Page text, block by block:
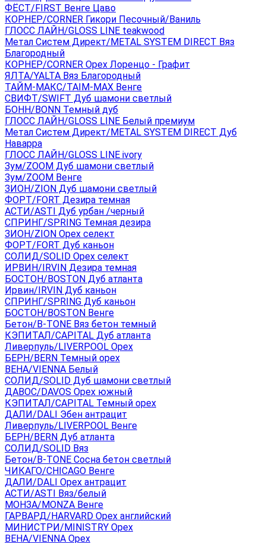
ФЁСТ/FIRST Венге Цаво
КОРНЕР/CORNER Гикори Песочный/Ваниль
ГЛОСС ЛАЙН/GLOSS LINE teakwood
Метал Систем Директ/METAL SYSTEM DIRECT Вяз
Благородный
КОРНЕР/CORNER Орех Лоренцо - Графит
ЯЛТА/YALTA Вяз Благородный
ТАЙМ-МАКС/TAIM-MAX Венге
СВИФТ/SWIFT Дуб шамони светлый
БОНН/BONN Темный дуб
ГЛОСС ЛАЙН/GLOSS LINE Белый премиум
Метал Систем Директ/METAL SYSTEM DIRECT Дуб
Наварра
ГЛОСС ЛАЙН/GLOSS LINE ivory
Зум/ZOOM Дуб шамони светлый
Зум/ZOOM Венге
ЗИОН/ZION Дуб шамони светлый
ФОРТ/FORT Дезира темная
АСТИ/ASTI Дуб урбан /черный
СПРИНГ/SPRING Темная дезира
ЗИОН/ZION Орех селект
ФОРТ/FORT Дуб каньон
СОЛИД/SOLID Орех селект
ИРВИН/IRVIN Дезира темная
БОСТОН/BOSTON Дуб атланта
Ирвин/IRVIN Дуб каньон
СПРИНГ/SPRING Дуб каньон
БОСТОН/BOSTON Венге
Бетон/B-TONE Вяз бетон темный
КЭПИТАЛ/CAPITAL Дуб атланта
Ливерпуль/LIVERPOOL Орех
БЕРН/BERN Темный орех
ВЕНА/VIENNA Белый
СОЛИД/SOLID Дуб шамони светлый
ДАВОС/DAVOS Орех южный
КЭПИТАЛ/CAPITAL Темный орех
ДАЛИ/DALI Эбен антрацит
Ливерпуль/LIVERPOOL Венге
БЕРН/BERN Дуб атланта
СОЛИД/SOLID Вяз
Бетон/B-TONE Сосна бетон светлый
ЧИКАГО/CHICAGO Венге
ДАЛИ/DALI Орех антрацит
АСТИ/ASTI Вяз/белый
МОНЗА/MONZA Венге
ГАРВАРД/HARVARD Орех английский
МИНИСТРИ/MINISTRY Орех
ВЕНА/VIENNA Орех